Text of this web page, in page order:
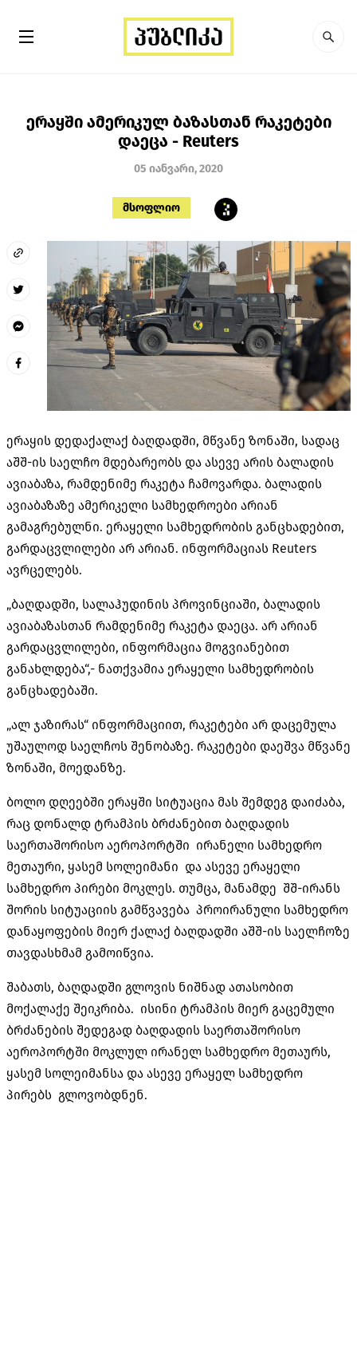
ერაყში ამერიკულ ბაზასთან რაკეტები
დაეცა - Reuters
05 იანვარი, 2020
მსოფლიო
ერაყის დედაქალაქ ბაღდადში, მწვანე ზონაში, სადაც
აშშ-ის საელჩო მდებარეობს და ასევე არის ბალადის
ავიაბაზა, რამდენიმე რაკეტა ჩამოვარდა. ბალადის
ავიაბაზაზე ამერიკელი სამხედროები არიან
გამაგრებულნი. ერაყელი სამხედრობის განცხადებით,
გარდაცვლილები არ არიან. ინფორმაციას Reuters
ავრცელებს.
„ბაღდადში, სალაჰუდინის პროვინციაში, ბალადის
ავიაბაზასთან რამდენიმე რაკეტა დაეცა. არ არიან
გარდაცვლილები, ინფორმაცია მოგვიანებით
განახლდება“,- ნათქვამია ერაყელი სამხედრობის
განცხადებაში.
„ალ ჯაზირას“ ინფორმაციით, რაკეტები არ დაცემულა
უშაულოდ საელჩოს შენობაზე. რაკეტები დაეშვა მწვანე
ზონაში, მოედანზე.
ბოლო დღეებში ერაყში სიტუაცია მას შემდეგ დაიძაბა,
რაც დონალდ ტრამპის ბრძანებით ბაღდადის
საერთაშორისო აეროპორტში ირანელი სამხედრო
მეთაური, ყასემ სოლეიმანი და ასევე ერაყელი
სამხედრო პირები მოკლეს. თუმცა, მანამდე შშ-ირანს
შორის სიტუაციის გამწვავება პროირანული სამხედრო
დანაყოფების მიერ ქალაქ ბაღდადში აშშ-ის საელჩოზე
თავდასხმამ გამოიწვია.
შაბათს, ბაღდადში გლოვის ნიშნად ათასობით
მოქალაქე შეიკრიბა. ისინი ტრამპის მიერ გაცემული
ბრძანების შედეგად ბაღდადის საერთაშორისო
აეროპორტში მოკლულ ირანელ სამხედრო მეთაურს,
ყასემ სოლეიმანსა და ასევე ერაყელ სამხედრო
პირებს გლოვობდნენ.